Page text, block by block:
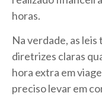
horas.
Na verdade, as
diretrizes claras
hora extra em
preciso levar em